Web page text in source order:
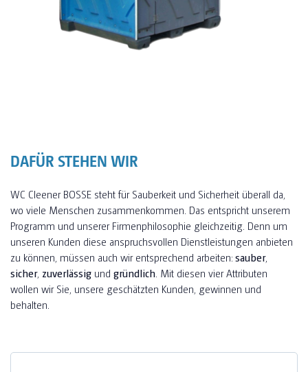
DAFÜR STEHEN WIR
WC Cleener BOSSE steht für Sauberkeit und Sicherheit überall da,
wo viele Menschen zusammenkommen. Das entspricht unserem
Programm und unserer Firmenphilosophie gleichzeitig. Denn um
unseren Kunden diese anspruchsvollen Dienstleistungen anbieten
zu können, müssen auch wir entsprechend arbeiten:sauber,
sicher, zuverlässig und gründlich . Mit diesen vier Attributen
wollen wir Sie, unsere geschätzten Kunden, gewinnen und
behalten.